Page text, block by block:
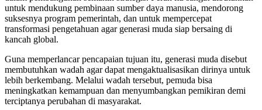
untuk mendukung pembinaan sumber daya manusia, mendorong
suksesnya program pemerintah, dan untuk mempercepat
transformasi pengetahuan agar generasi muda siap bersaing di
kancah global.
Guna memperlancar pencapaian tujuan itu, generasi muda disebut
membutuhkan wadah agar dapat mengaktualisasikan dirinya untuk
lebih berkembang. Melalui wadah tersebut, pemuda bisa
meningkatkan kemampuan dan menyumbangkan pemikiran demi
terciptanya perubahan di masyarakat.